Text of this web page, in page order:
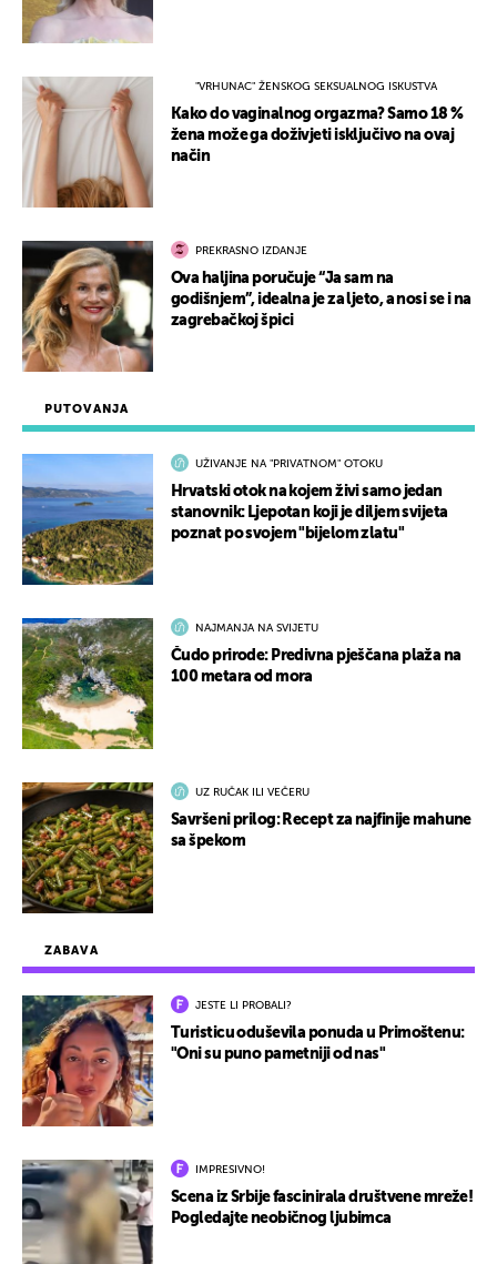
ZABAVA
JESTE LI PROBALI?
Turisticu oduševila ponuda u Primoštenu:
"Oni su puno pametniji od nas"
IMPRESIVNO!
Scena iz Srbije fascinirala društvene mreže!
Pogledajte neobičnog ljubimca
PUTOVANJA
UŽIVANJE NA "PRIVATNOM" OTOKU
Hrvatski otok na kojem živi samo jedan
stanovnik: Ljepotan koji je diljem svijeta
poznat po svojem "bijelom zlatu"
NAJMANJA NA SVIJETU
Čudo prirode: Predivna pješčana plaža na
100 metara od mora
UZ RUČAK ILI VEČERU
Savršeni prilog: Recept za najfinije mahune
sa špekom
"VRHUNAC" ŽENSKOG SEKSUALNOG ISKUSTVA
Kako do vaginalnog orgazma? Samo 18 %
žena može ga doživjeti isključivo na ovaj
način
PREKRASNO IZDANJE
Ova haljina poručuje “Ja sam na
godišnjem”, idealna je za ljeto, a nosi se i na
zagrebačkoj špici